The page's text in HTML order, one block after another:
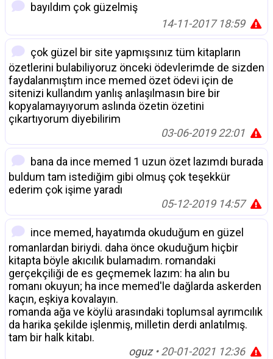
bayıldım çok güzelmiş
14-11-2017 18:59
çok güzel bir site yapmışsınız tüm kitapların
özetlerini bulabiliyoruz önceki ödevlerimde de sizden
faydalanmıştım ince memed özet ödevi için de
sitenizi kullandım yanlış anlaşılmasın bire bir
kopyalamayıyorum aslında özetin özetini
çıkartıyorum diyebilirim
03-06-2019 22:01
bana da ince memed 1 uzun özet lazımdı burada
buldum tam istediğim gibi olmuş çok teşekkür
ederim çok işime yaradı
05-12-2019 14:57
ince memed, hayatımda okuduğum en güzel
romanlardan biriydi. daha önce okuduğum hiçbir
kitapta böyle akıcılık bulamadım. romandaki
gerçekçiliği de es geçmemek lazım: ha alın bu
romanı okuyun; ha ince memed'le dağlarda askerden
kaçın, eşkiya kovalayın.
romanda ağa ve köylü arasındaki toplumsal ayrımcılık
da harika şekilde işlenmiş, milletin derdi anlatılmış.
tam bir halk kitabı.
oguz• 20-01-2021 12:36